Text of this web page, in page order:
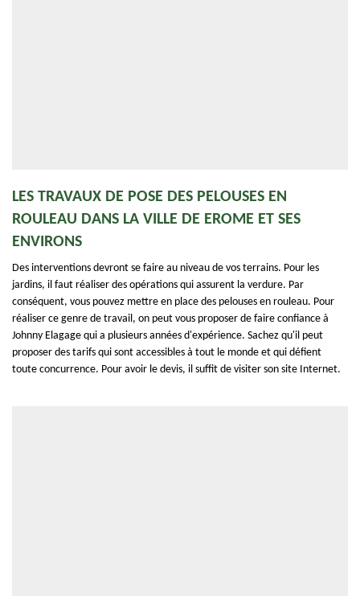
LES TRAVAUX DE POSE DES PELOUSES EN
ROULEAU DANS LA VILLE DE EROME ET SES
ENVIRONS
Des interventions devront se faire au niveau de vos terrains. Pour les
jardins, il faut réaliser des opérations qui assurent la verdure. Par
conséquent, vous pouvez mettre en place des pelouses en rouleau. Pour
réaliser ce genre de travail, on peut vous proposer de faire confiance à
Johnny Elagage qui a plusieurs années d'expérience. Sachez qu'il peut
proposer des tarifs qui sont accessibles à tout le monde et qui défient
toute concurrence. Pour avoir le devis, il suffit de visiter son site Internet.